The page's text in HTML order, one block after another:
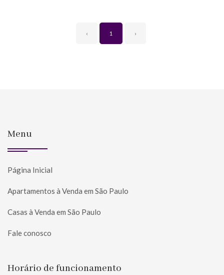
‹ 1 ›
Menu
Página Inicial
Apartamentos à Venda em São Paulo
Casas à Venda em São Paulo
Fale conosco
Horário de funcionamento